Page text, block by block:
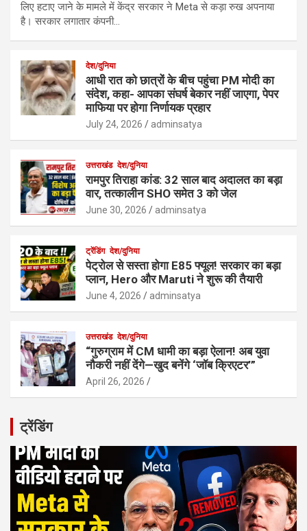
लिए हटाए जाने के मामले में केंद्र सरकार ने Meta से कड़ा रुख अपनाया
है। सरकार लगातार कंपनी…
देश/दुनिया
आधी रात को छात्रों के बीच पहुंचा PM मोदी का
संदेश, कहा- आपका संघर्ष बेकार नहीं जाएगा, पेपर
माफिया पर होगा निर्णायक प्रहार
July 24, 2026 adminsatya
उत्तराखंड देश/दुनिया
रामपुर तिराहा कांड: 32 साल बाद अदालत का बड़ा
वार, तत्कालीन SHO समेत 3 को जेल
June 30, 2026 adminsatya
ट्रेंडिंग देश/दुनिया
पेट्रोल से सस्ता होगा E85 फ्यूल! सरकार का बड़ा
प्लान, Hero और Maruti ने शुरू की तैयारी
June 4, 2026 adminsatya
उत्तराखंड देश/दुनिया
“गुरुग्राम में CM धामी का बड़ा ऐलान! अब युवा
नौकरी नहीं देंगे—खुद बनेंगे ‘जॉब क्रिएटर’”
April 26, 2026
ट्रेंडिंग